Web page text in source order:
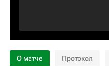
О матче Протокол